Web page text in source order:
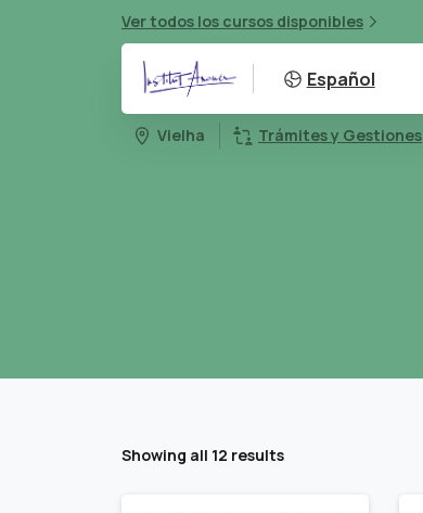
Ver todos los cursos disponibles
Español
Vielha Trámites y Gestiones
Showing all 12 results